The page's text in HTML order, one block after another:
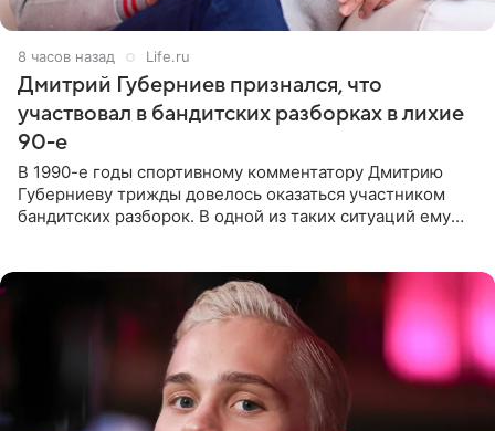
8 часов назад Life.ru
Дмитрий Губерниев признался, что
участвовал в бандитских разборках в лихие
90-е
В 1990-е годы спортивному комментатору Дмитрию
Губерниеву трижды довелось оказаться участником
бандитских разборок. В одной из таких ситуаций ему